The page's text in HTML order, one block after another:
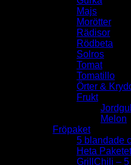
Majs
Morötter
Rädisor
Rödbeta
Solros
Tomat
Tomatillo
Örter &
Frukt
Melon
Fröpaket
5 blandade
Heta Paketet
GrillChili – 5